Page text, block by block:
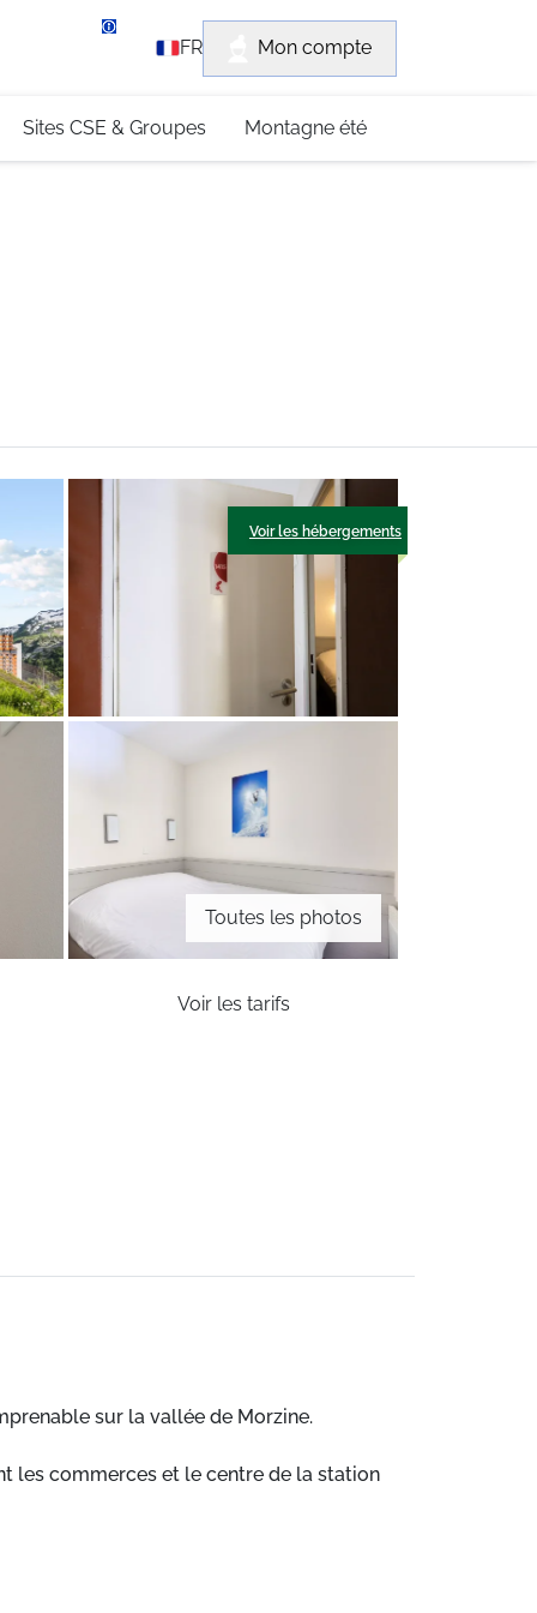
(0)4 79 96 30 69
FR Mon compte
Sites CSE & Groupes Montagne été
Toutes les photos
Voir les hébergements
Voir les tarifs
sur la vallée de Morzine.
les commerces et le centre de la station